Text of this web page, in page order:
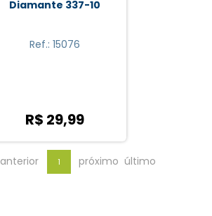
Diamante 337-10
Ref.: 15076
R$ 29,99
anterior 1 próximo último